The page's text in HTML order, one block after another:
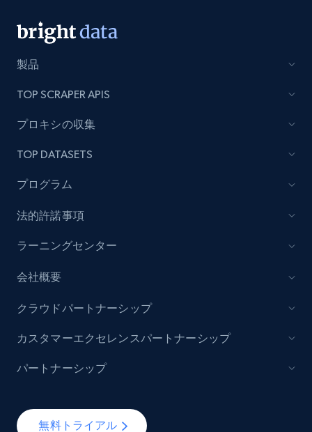
Amazon Reviews
rating object, Product rating max, Rating,
7.4K+
TikTok - Posts
URL, Post id, Description, Create time, Digg
count, Share count, Collect count, Comment
count, and more.
6.7K+ 894+
TikTok - Posts - Input specific profile URL to
URL, Post id, Description, Create time, Digg
count, Share count, Collect count, Comment
製品
TOP SCRAPER APIS
プロキシの収集
TOP DATASETS
プログラム
法的許諾事項
ラーニングセンター
会社概要
無料トライアル
クラウドパートナーシップ
カスタマーエクセレンスパートナーシップ
パートナーシップ